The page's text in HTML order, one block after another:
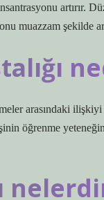
artırır.
muazzam şekilde
arasındaki
öğrenme